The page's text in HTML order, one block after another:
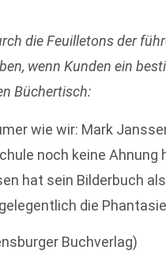
die Feuilletons der
wenn Kunden ein
Büchertisch:
wie wir: Mark
noch keine
hat sein Bilderbuch
die
Buchverlag)